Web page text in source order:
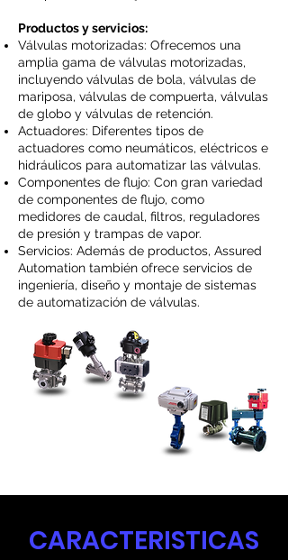
Productos y servicios:
Válvulas motorizadas: Ofrecemos una
amplia gama de válvulas motorizadas,
incluyendo válvulas de bola, válvulas de
mariposa, válvulas de compuerta, válvulas
de globo y válvulas de retención.
Actuadores: Diferentes tipos de
actuadores como neumáticos, eléctricos e
hidráulicos para automatizar las válvulas.
Componentes de flujo: Con gran variedad
de componentes de flujo, como
medidores de caudal, filtros, reguladores
de presión y trampas de vapor.
Servicios: Además de productos, Assured
Automation también ofrece servicios de
ingeniería, diseño y montaje de sistemas
de automatización de válvulas.
CARACTERISTICAS